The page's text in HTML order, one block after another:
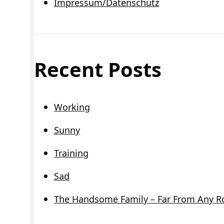
Impressum/Datenschutz
Recent Posts
Working
Sunny
Training
Sad
The Handsome Family – Far From Any